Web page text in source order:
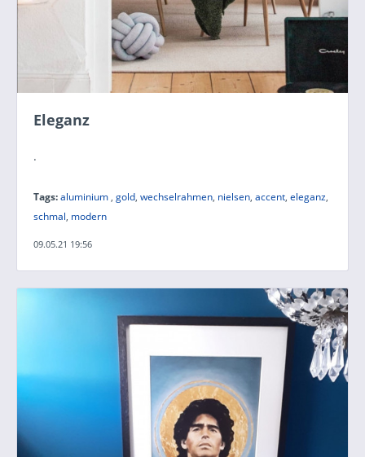
Eleganz
.
Tags:aluminium , gold, wechselrahmen, nielsen, accent, eleganz,
schmal, modern
09.05.21 19:56